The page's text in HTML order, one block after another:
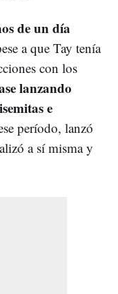
de un día
a que Tay tenía
con los
lanzando
e
período, lanzó
a sí misma y